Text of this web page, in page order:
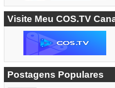
Visite Meu COS.TV
Postagens Populares